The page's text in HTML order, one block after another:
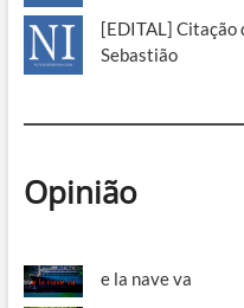
[EDITAL] Citação
Sebastião
Opinião
e la nave va